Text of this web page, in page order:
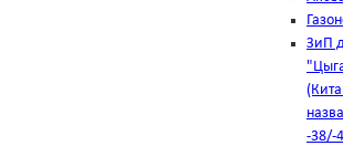
ЗиП
-38/-